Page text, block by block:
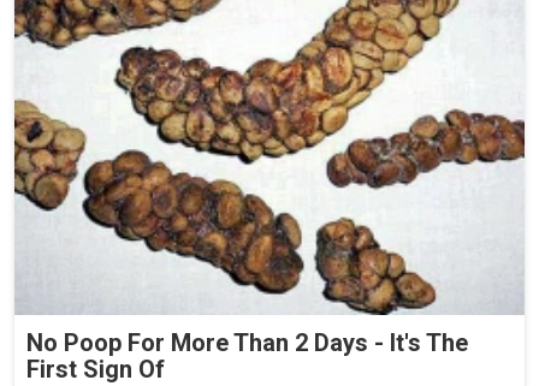
No Poop For More Than 2 Days - It's The
First Sign Of